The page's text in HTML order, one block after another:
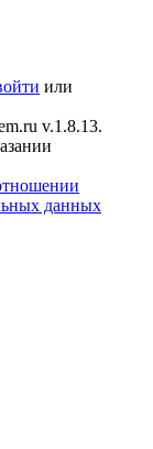
или
v.1.8.13.
данных